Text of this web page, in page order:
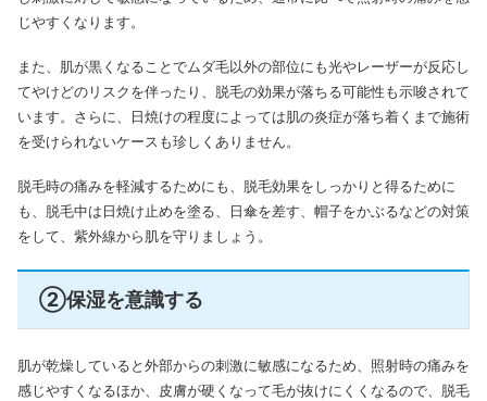
じやすくなります。
また、肌が黒くなることでムダ毛以外の部位にも光やレーザーが反応し
てやけどのリスクを伴ったり、脱毛の効果が落ちる可能性も示唆されて
います。さらに、日焼けの程度によっては肌の炎症が落ち着くまで施術
を受けられないケースも珍しくありません。
脱毛時の痛みを軽減するためにも、脱毛効果をしっかりと得るために
も、脱毛中は日焼け止めを塗る、日傘を差す、帽子をかぶるなどの対策
をして、紫外線から肌を守りましょう。
②保湿を意識する
肌が乾燥していると外部からの刺激に敏感になるため、照射時の痛みを
感じやすくなるほか、皮膚が硬くなって毛が抜けにくくなるので、脱毛